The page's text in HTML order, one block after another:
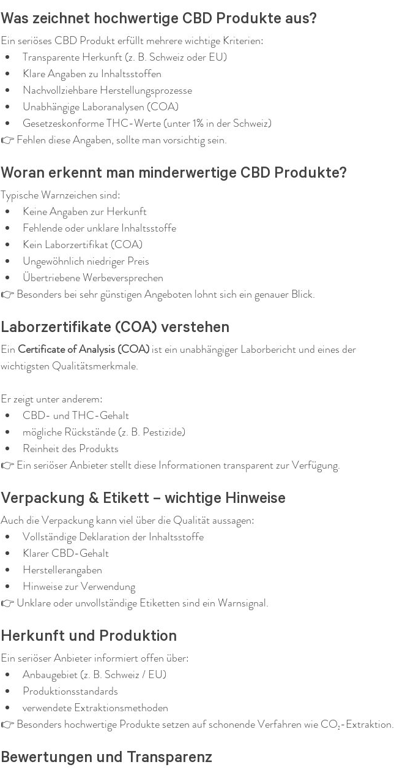
Was zeichnet hochwertige CBD Produkte aus?
Ein seriöses CBD Produkt erfüllt mehrere wichtige Kriterien:
Transparente Herkunft (z. B. Schweiz oder EU)
Klare Angaben zu Inhaltsstoffen
Nachvollziehbare Herstellungsprozesse
Unabhängige Laboranalysen (COA)
Gesetzeskonforme THC-Werte (unter 1% in der Schweiz)
👉 Fehlen diese Angaben, sollte man vorsichtig sein.
Woran erkennt man minderwertige CBD Produkte?
Typische Warnzeichen sind:
Keine Angaben zur Herkunft
Fehlende oder unklare Inhaltsstoffe
Kein Laborzertifikat (COA)
Ungewöhnlich niedriger Preis
Übertriebene Werbeversprechen
👉 Besonders bei sehr günstigen Angeboten lohnt sich ein genauer Blick.
Laborzertifikate (COA) verstehen
Ein Certificate of Analysis (COA) ist ein unabhängiger Laborbericht und eines der
wichtigsten Qualitätsmerkmale.
Er zeigt unter anderem:
CBD- und THC-Gehalt
mögliche Rückstände (z. B. Pestizide)
Reinheit des Produkts
👉 Ein seriöser Anbieter stellt diese Informationen transparent zur Verfügung.
Verpackung & Etikett – wichtige Hinweise
Auch die Verpackung kann viel über die Qualität aussagen:
Vollständige Deklaration der Inhaltsstoffe
Klarer CBD-Gehalt
Herstellerangaben
Hinweise zur Verwendung
👉 Unklare oder unvollständige Etiketten sind ein Warnsignal.
Herkunft und Produktion
Ein seriöser Anbieter informiert offen über:
Anbaugebiet (z. B. Schweiz / EU)
Produktionsstandards
verwendete Extraktionsmethoden
👉 Besonders hochwertige Produkte setzen auf schonende Verfahren wie CO₂-Extraktion.
Bewertungen und Transparenz